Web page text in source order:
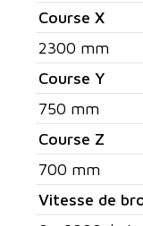
Course X
2300 mm
Course Y
750 mm
Course Z
700 mm
Vitesse de